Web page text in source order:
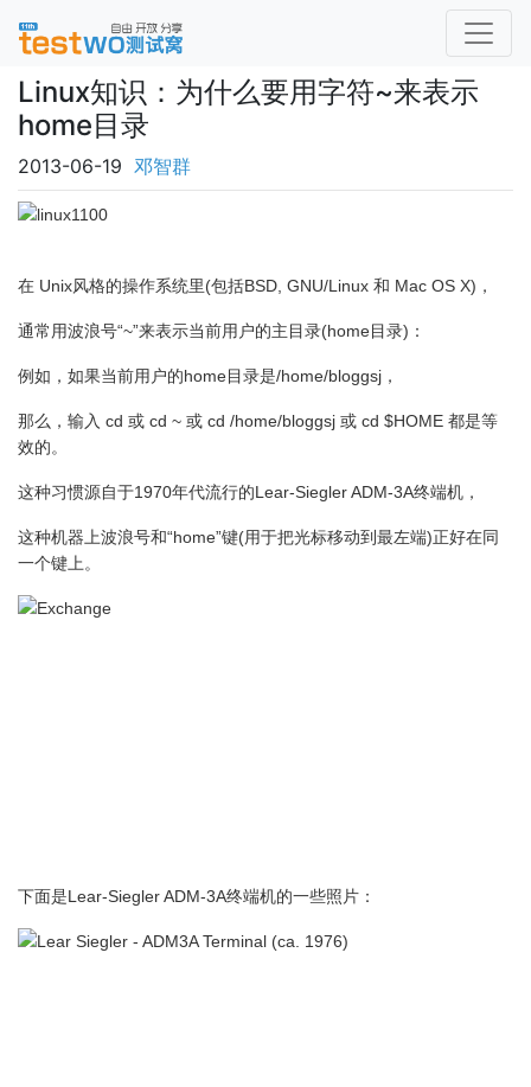
Linux知识：为什么要用字符~来表示
home目录
2013-06-19 邓智群
在 Unix风格的操作系统里(包括BSD, GNU/Linux 和 Mac OS X)，
通常用波浪号“~”来表示当前用户的主目录(home目录)：
例如，如果当前用户的home目录是/home/bloggsj，
那么，输入 cd 或 cd ~ 或 cd /home/bloggsj 或 cd $HOME 都是等
效的。
这种习惯源自于1970年代流行的Lear-Siegler ADM-3A终端机，
这种机器上波浪号和“home”键(用于把光标移动到最左端)正好在同
一个键上。
下面是Lear-Siegler ADM-3A终端机的一些照片：